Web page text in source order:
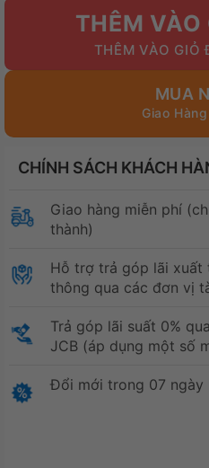
4.399.000₫.
3.999.000₫.
THÊM VÀO
MUA
CHÍNH SÁCH KHÁCH
Giao hàng miễn phí
thành)
Hỗ trợ trả góp lãi xuất
thông qua các đơn vị
Trả góp lãi suất 0%
JCB (áp dụng một số
Đổi mới trong 07 ngày